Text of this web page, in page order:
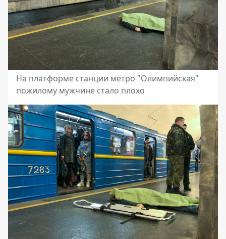
На платформе станции метро "Олимпийская"
пожилому мужчине стало плохо